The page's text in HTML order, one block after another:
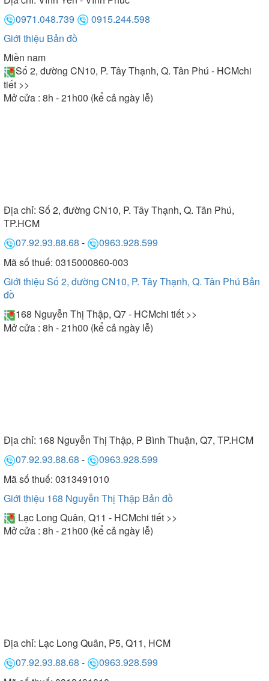
0971.048.739
0915.244.598
Giới thiệu Bản đồ
Miền nam
Số 2, đường CN10, P. Tây Thạnh, Q. Tân Phú - HCMchi
tiết >>
Mở cửa : 8h - 21h00 (kể cả ngày lễ)
Địa chỉ: Số 2, đường CN10, P. Tây Thạnh, Q. Tân Phú,
TP.HCM
07.92.93.88.68 -
0963.928.599
Mã số thuế: 0315000860-003
Giới thiệu Số 2, đường CN10, P. Tây Thạnh, Q. Tân Phú Bản
đồ
168 Nguyễn Thị Thập, Q7 - HCMchi tiết >>
Mở cửa : 8h - 21h00 (kể cả ngày lễ)
Địa chỉ: 168 Nguyễn Thị Thập, P Bình Thuận, Q7, TP.HCM
07.92.93.88.68 -
0963.928.599
Mã số thuế: 0313491010
Giới thiệu 168 Nguyễn Thị Thập Bản đồ
Lạc Long Quân, Q11 - HCMchi tiết >>
Mở cửa : 8h - 21h00 (kể cả ngày lễ)
Địa chỉ: Lạc Long Quân, P5, Q11, HCM
07.92.93.88.68 -
0963.928.599